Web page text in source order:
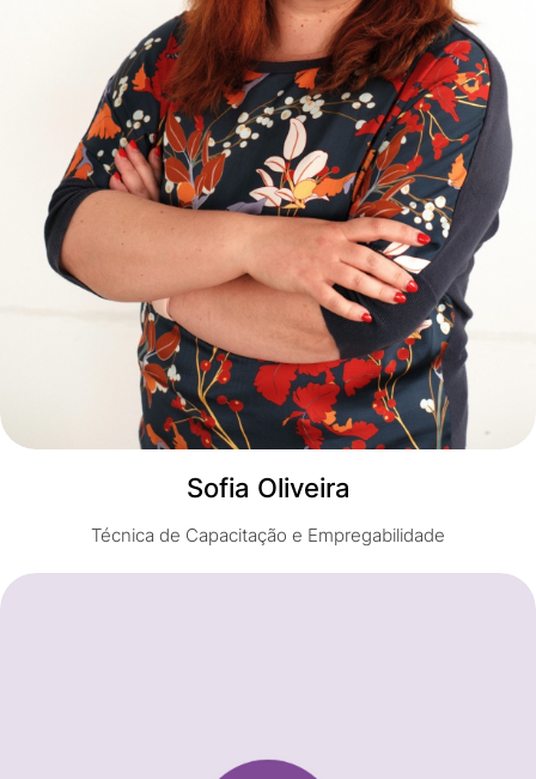
Sofia Oliveira
Técnica de Capacitação e Empregabilidade